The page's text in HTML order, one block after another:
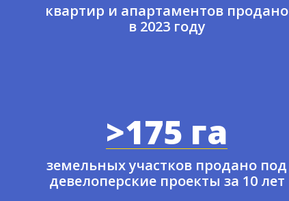
квартир и апартаментов продано
в 2023 году
>175 га
земельных участков продано под
девелоперские проекты за 10 лет